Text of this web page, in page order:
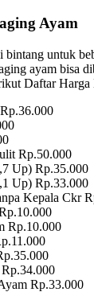
Ayam
bintang untuk
ayam bisa
Daftar
Rp.50.000
Up) Rp.35.000
Up) Rp.33.000
Kepala Ckr
Rp.10.000
Rp.33.000